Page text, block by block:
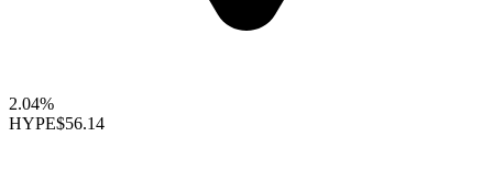
2.04%
HYPE$56.14